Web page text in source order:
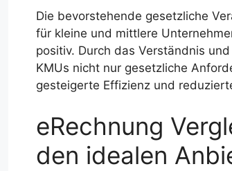
Die bevorstehende gesetzliche
für kleine und mittlere
positiv. Durch das Verständnis
KMUs nicht nur gesetzliche
gesteigerte Effizienz und
eRechnung
den idealen